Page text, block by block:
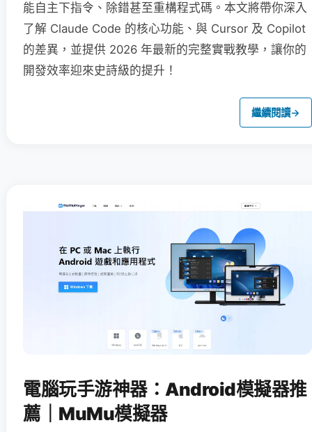
能自主下指令、除錯甚至重構程式碼。本文將帶你深入
了解 Claude Code 的核心功能、與 Cursor 及 Copilot
的差異，並提供 2026 年最新的完整實戰教學，讓你的
開發效率迎來史詩級的提升！
繼續閱讀→
電腦玩手游神器：Android模擬器推
薦｜MuMu模擬器